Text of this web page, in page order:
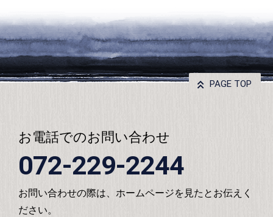
PAGE TOP
お電話でのお問い合わせ
072-229-2244
お問い合わせの際は、ホームページを見たとお伝えく
ださい。